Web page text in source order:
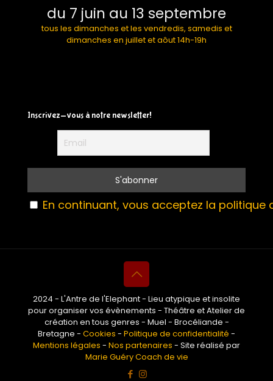
du 7 juin au 13 septembre
tous les dimanches et les vendredis, samedis et
dimanches en juillet et aôut 14h-19h
Inscrivez-vous à notre newsletter!
En continuant, vous acceptez la politique
2024 - L'Antre de l'Elephant - Lieu atypique et insolite
pour organiser vos évènements - Théâtre et Atelier de
création en tous genres - Muel - Brocéliande -
Bretagne - Cookies - Politique de confidentialité -
Mentions légales - Nos partenaires - Site réalisé par
Marie Guéry Coach de vie